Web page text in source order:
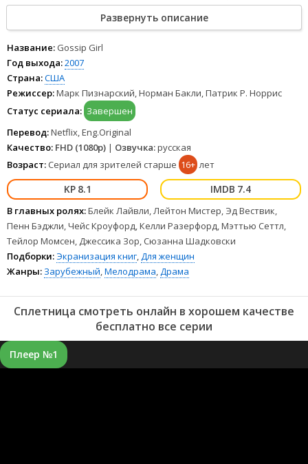
ними не осталось незамеченным для Сплетницы, которая
раскрывает любую тайну и делает достоянием общественности
все скандалы.Имеет ли это отношение к брату Серены, Эрику,
бойфренду Блэйр, Нейту, или другу Нейта, Чаку? Может быть это
как-то связано с Дэном и его сестрой Дженни, чье происхождение
из среднего класса держит их на расстоянии от
привилегированных студентов. Даже родители, начиная от
матери Серены, Лили, бывшей фотожурналистки, влиятельного
отца Нейта, Хуви, и заканчивая Руфусом, отцом Дэна и Дженни,
ныне владельцем картинной галереи, а в прошлом солиста рок-
группы, осведомлены о влиянии Сплетницы на жизнь их
отпрысков. Однако главная интрига так и остается тайной: кто же
такая Сплетница? Смотреть Сплетница все серии сериала подряд
онлайн бесплатно в хорошем качестве онлайн FullHD 1080p
полностью на русском языке и на любых устройствах LordFilm.
Развернуть описание
Название: Gossip Girl
Год выхода:2007
Страна:США
Режиссер:Марк Пизнарский, Норман Бакли, Патрик Р. Норрис
Статус сериала: Завершен
Перевод:Netflix, Eng.Original
Качество: FHD (1080p) | Озвучка:русская
Возраст: Сериал для зрителей старше 16+ лет
8.1 7.4
В главных ролях:Блейк Лайвли, Лейтон Мистер, Эд Вествик,
Пенн Бэджли, Чейс Кроуфорд, Келли Разерфорд, Мэттью Сеттл,
Тейлор Момсен, Джессика Зор, Сюзанна Шадковски
Подборки:Экранизация книг,Для женщин
Жанры: Зарубежный,Мелодрама,Драма
Сплетница смотреть онлайн в хорошем качестве
бесплатно все серии
Плеер №1